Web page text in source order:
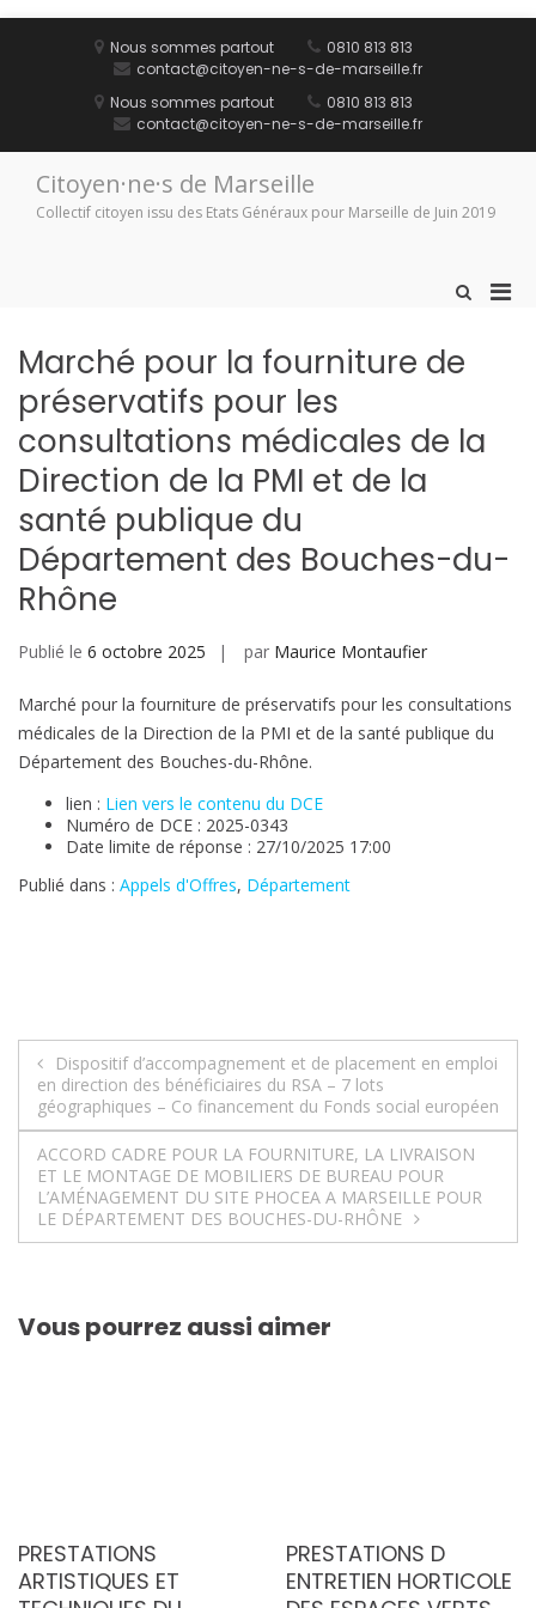
Nous sommes partout
0810 813 813
contact@citoyen-ne-s-de-marseille.fr
Nous sommes partout
0810 813 813
contact@citoyen-ne-s-de-marseille.fr
Citoyen·ne·s de Marseille
Collectif citoyen issu des Etats Généraux pour Marseille de Juin 2019
Afficher
de
recherche
Marché pour la fourniture de
préservatifs pour les
consultations médicales de la
Direction de la PMI et de la
santé publique du
Département des Bouches-du-
Rhône
Publié le 6 octobre 2025 par Maurice Montaufier
Marché pour la fourniture de préservatifs pour les consultations
médicales de la Direction de la PMI et de la santé publique du
Département des Bouches-du-Rhône.
lien : Lien vers le contenu du DCE
Numéro de DCE : 2025-0343
Date limite de réponse : 27/10/2025 17:00
Publié dans : Appels d'Offres, Département
Navigation
de
l’article
Dispositif d’accompagnement et de placement en emploi
en direction des bénéficiaires du RSA – 7 lots
géographiques – Co financement du Fonds social européen
ACCORD CADRE POUR LA FOURNITURE, LA LIVRAISON
ET LE MONTAGE DE MOBILIERS DE BUREAU POUR
L’AMÉNAGEMENT DU SITE PHOCEA A MARSEILLE POUR
LE DÉPARTEMENT DES BOUCHES-DU-RHÔNE
Vous pourrez aussi aimer
PRESTATIONS
ARTISTIQUES ET
PRESTATIONS D
ENTRETIEN HORTICOLE